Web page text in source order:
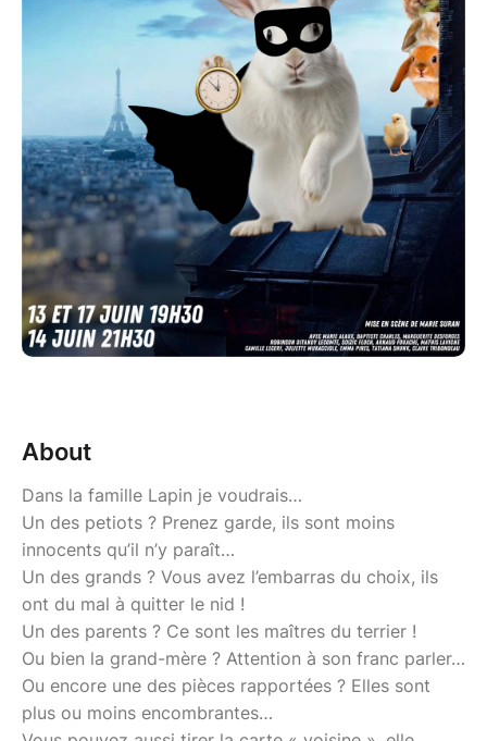
About
Dans la famille Lapin je voudrais…
Un des petiots ? Prenez garde, ils sont moins
innocents qu’il n’y paraît…
Un des grands ? Vous avez l’embarras du choix, ils
ont du mal à quitter le nid !
Un des parents ? Ce sont les maîtres du terrier !
Ou bien la grand-mère ? Attention à son franc parler…
Ou encore une des pièces rapportées ? Elles sont
plus ou moins encombrantes…